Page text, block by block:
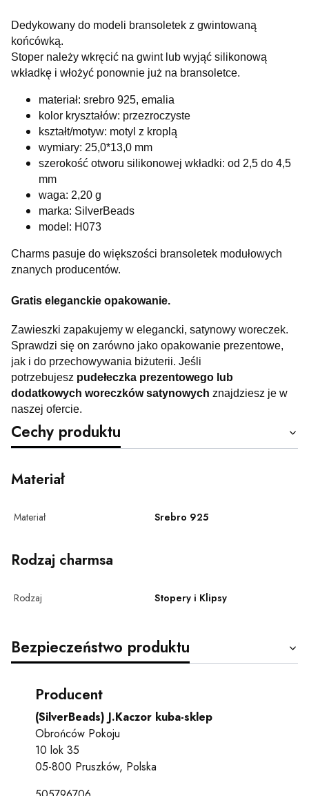
Dedykowany do modeli bransoletek z gwintowaną
końcówką.
Stoper należy wkręcić na gwint lub wyjąć silikonową
wkładkę i włożyć ponownie już na bransoletce.
materiał: srebro 925, emalia
kolor kryształów: przezroczyste
kształt/motyw: motyl z kroplą
wymiary: 25,0*13,0 mm
szerokość otworu silikonowej wkładki: od 2,5 do 4,5
mm
waga: 2,20 g
marka: SilverBeads
model: H073
Charms pasuje do większości bransoletek modułowych
znanych producentów.
Gratis eleganckie opakowanie.
Zawieszki zapakujemy w elegancki, satynowy woreczek.
Sprawdzi się on zarówno jako opakowanie prezentowe,
jak i do przechowywania biżuterii. Jeśli
potrzebujesz pudełeczka prezentowego lub
dodatkowych woreczków satynowych znajdziesz je w
naszej ofercie.
Cechy produktu
Materiał
Materiał Srebro 925
Rodzaj charmsa
Rodzaj Stopery i Klipsy
Bezpieczeństwo produktu
Producent
(SilverBeads) J.Kaczor kuba-sklep
Obrońców Pokoju
10 lok 35
05-800 Pruszków, Polska